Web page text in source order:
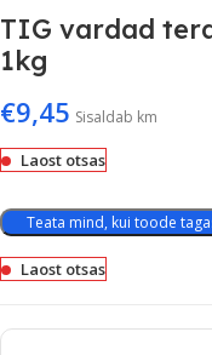
TIG vardad
1kg
€9,45 Sisaldab km
Laost otsas
Teata mind, kui toode
Laost otsas